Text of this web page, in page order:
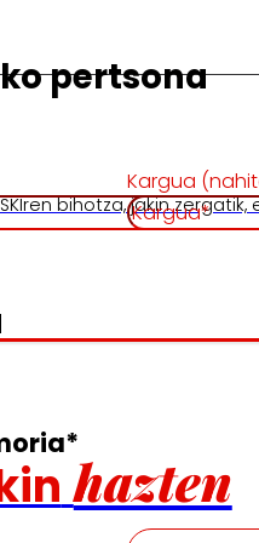
bihotza, jakin
hazten
pertsona
Kargua